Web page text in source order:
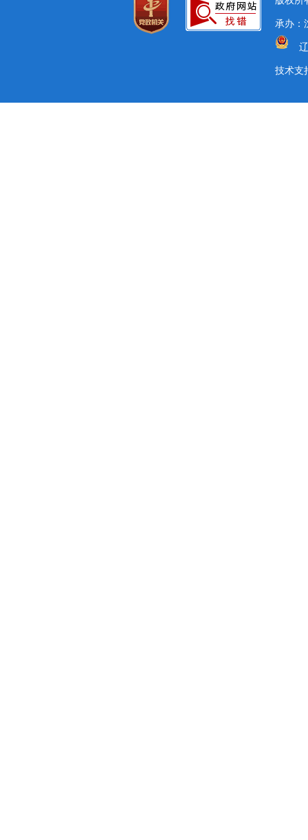
承办：
技术支